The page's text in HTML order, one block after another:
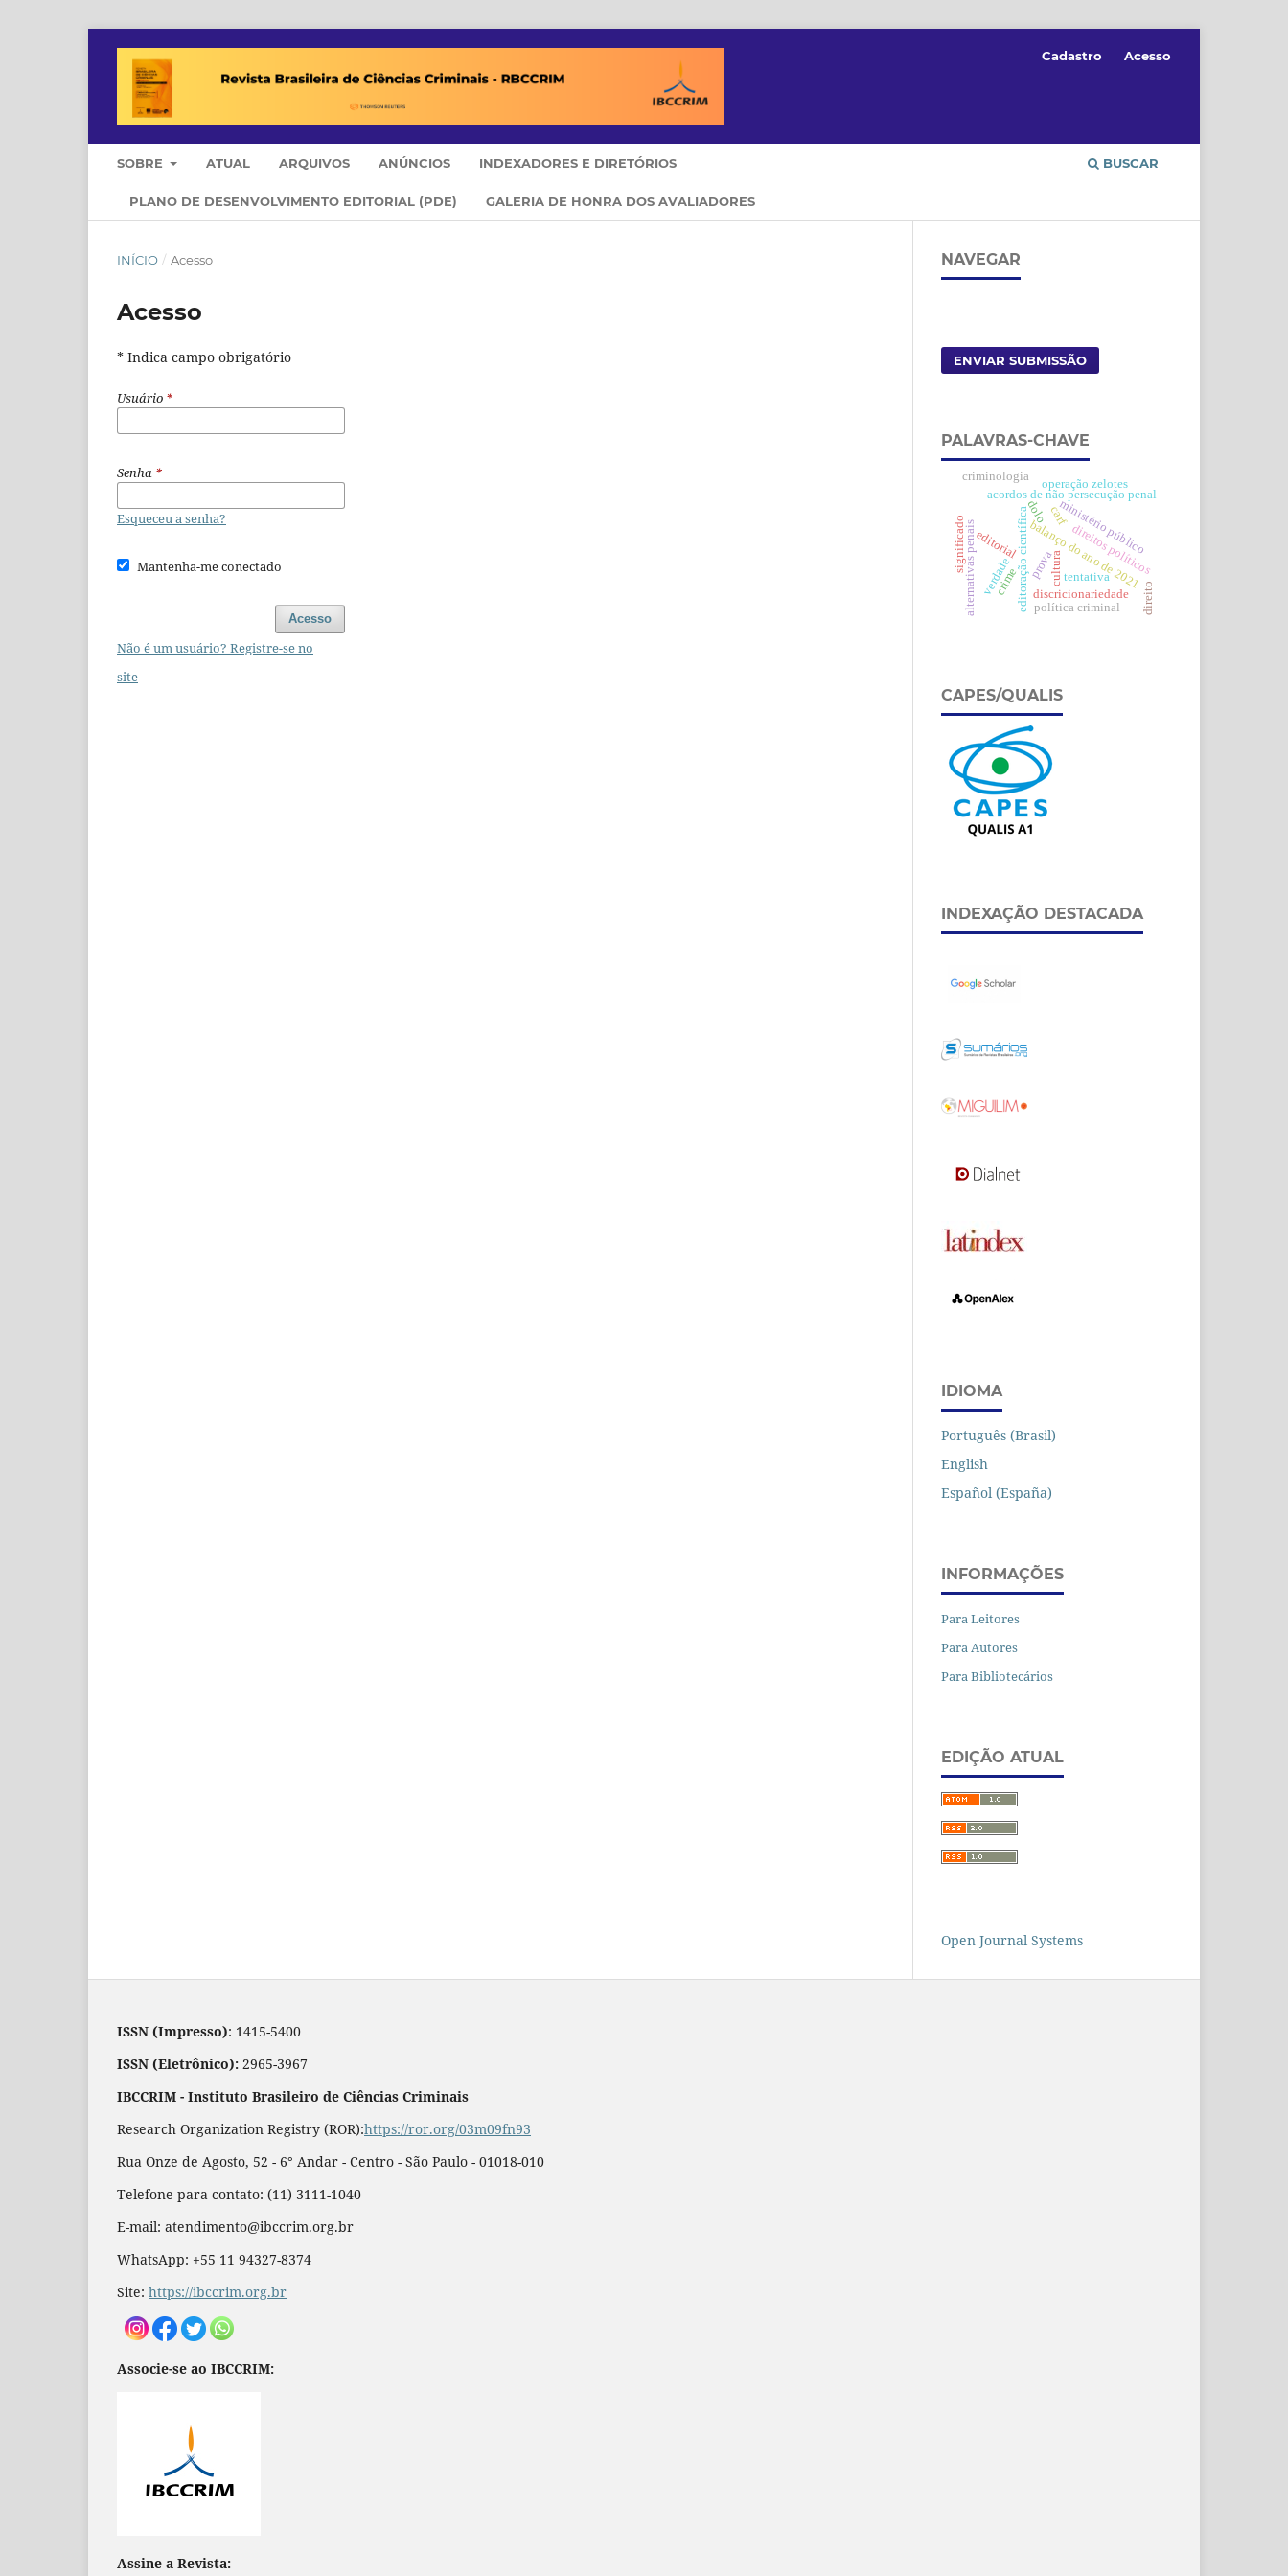
SOBRE ATUAL ARQUIVOS ANÚNCIOS INDEXADORES E DIRETÓRIOS
PLANO DE DESENVOLVIMENTO EDITORIAL (PDE) GALERIA DE HONRA DOS AVALIADORES
BUSCAR
Cadastro Acesso
INÍCIO / Acesso
Acesso
* Indica campo obrigatório
Usuário *
Senha *
Esqueceu a senha?
Mantenha-me conectado
Acesso
Não é um usuário? Registre-se no
site
NAVEGAR
ENVIAR SUBMISSÃO
PALAVRAS-CHAVE
editoração científica
editorial balanço do ano de 2021
acordos de não persecução penal
discricionariedade
política criminal
ministério público
alternativas penais crime cultura
significado
operação zelotes
carf
direitos políticos
verdade prova
criminologia
direito
dolo
tentativa
CAPES/QUALIS
INDEXAÇÃO DESTACADA
IDIOMA
Português (Brasil)
English
Español (España)
INFORMAÇÕES
Para Leitores
Para Autores
Para Bibliotecários
EDIÇÃO ATUAL
Open Journal Systems
ISSN (Impresso): 1415-5400
ISSN (Eletrônico): 2965-3967
IBCCRIM - Instituto Brasileiro de Ciências Criminais
Research Organization Registry (ROR):https://ror.org/03m09fn93
Rua Onze de Agosto, 52 - 6° Andar - Centro - São Paulo - 01018-010
Telefone para contato: (11) 3111-1040
E-mail: atendimento@ibccrim.org.br
WhatsApp: +55 11 94327-8374
Site: https://ibccrim.org.br
Associe-se ao IBCCRIM:
Assine a Revista: